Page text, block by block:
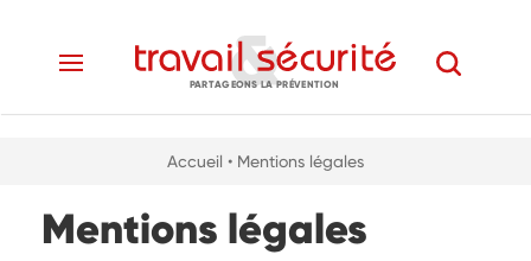
PARTAGEONS LA PRÉVENTION
Accueil • Mentions légales
Mentions légales